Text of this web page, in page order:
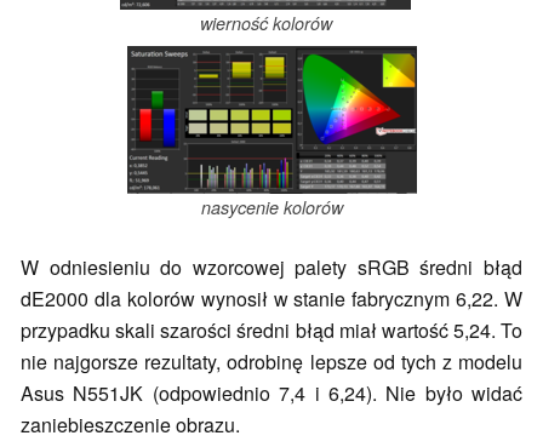
wierność kolorów
nasycenie kolorów
W odniesieniu do wzorcowej palety sRGB średni błąd
dE2000 dla kolorów wynosił w stanie fabrycznym 6,22. W
przypadku skali szarości średni błąd miał wartość 5,24. To
nie najgorsze rezultaty, odrobinę lepsze od tych z modelu
Asus N551JK (odpowiednio 7,4 i 6,24). Nie było widać
zaniebieszczenie obrazu.